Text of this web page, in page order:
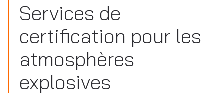
Services de
certification pour les
atmosphères
explosives